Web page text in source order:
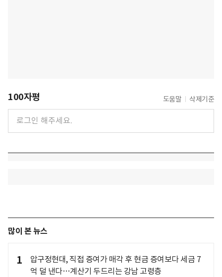
100자평 도움말 삭제기준
많이 본 뉴스
1
압구정현대, 직접 증여가 매각 후 현금 증여보다 세금 7
억 덜 낸다…계산기 두드리는 강남 고령층